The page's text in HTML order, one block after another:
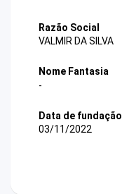
Razão Social
VALMIR DA SILVA
Nome Fantasia
-
Data de fundação
03/11/2022